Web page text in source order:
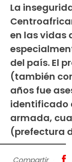
La
en las vidas
del país. El
(también
años fue
identificado
armada,
(prefectura
Compartir